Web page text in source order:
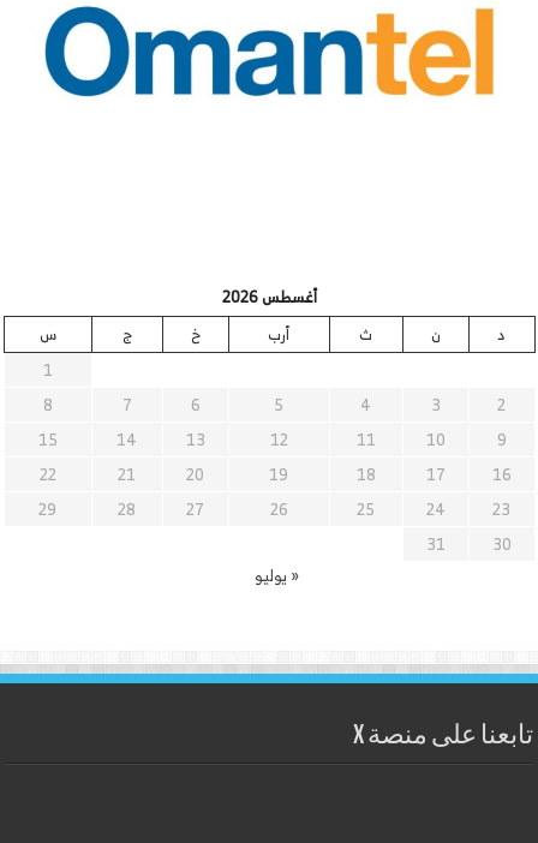
أغسطس 2026
د
ن ث أرب خ ج
س
1
2
3
4
5
6
7
8
9
10
11
12
13
14
15
16
17
18
19
20
21
22
23
24
25
26
27
28
29
30
31
« يوليو
تابعنا على منصة X